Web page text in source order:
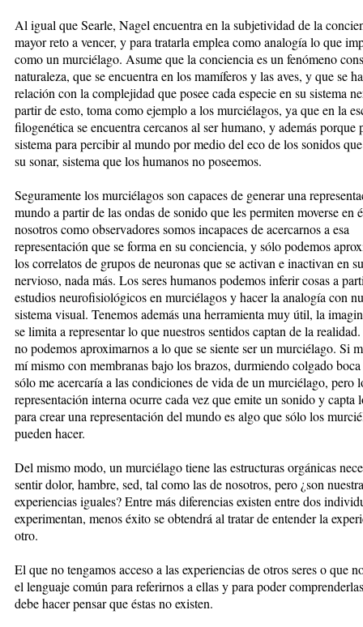
Al igual que Searle, Nagel encuentra en la subjetividad de la
mayor reto a vencer, y para tratarla emplea como analogía lo que
como un murciélago. Asume que la conciencia es un fenómeno
naturaleza, que se encuentra en los mamíferos y las aves, y que se
relación con la complejidad que posee cada especie en su sistema
partir de esto, toma como ejemplo a los murciélagos, ya que en la
filogenética se encuentra cercanos al ser humano, y además porque
sistema para percibir al mundo por medio del eco de los sonidos
su sonar, sistema que los humanos no poseemos.
Seguramente los murciélagos son capaces de generar una
mundo a partir de las ondas de sonido que les permiten moverse en
nosotros como observadores somos incapaces de acercarnos a esa
representación que se forma en su conciencia, y sólo podemos
los correlatos de grupos de neuronas que se activan e inactivan en
nervioso, nada más. Los seres humanos podemos inferir cosas a
estudios neurofisiológicos en murciélagos y hacer la analogía con
sistema visual. Tenemos además una herramienta muy útil, la
se limita a representar lo que nuestros sentidos captan de la
no podemos aproximarnos a lo que se siente ser un murciélago. Si
mí mismo con membranas bajo los brazos, durmiendo colgado
sólo me acercaría a las condiciones de vida de un murciélago, pero
representación interna ocurre cada vez que emite un sonido y capta
para crear una representación del mundo es algo que sólo los
pueden hacer.
Del mismo modo, un murciélago tiene las estructuras orgánicas
sentir dolor, hambre, sed, tal como las de nosotros, pero ¿son
experiencias iguales? Entre más diferencias existen entre dos
experimentan, menos éxito se obtendrá al tratar de entender la
otro.
El que no tengamos acceso a las experiencias de otros seres o que
el lenguaje común para referirnos a ellas y para poder
debe hacer pensar que éstas no existen.